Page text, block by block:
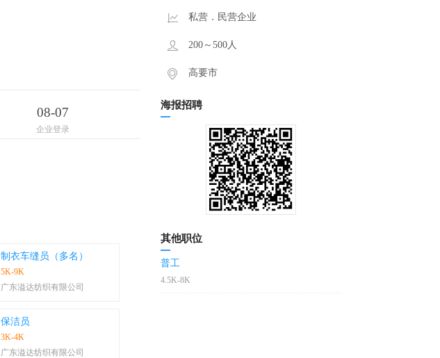
08-07
企业登录
制衣车缝员（多名）
5K-9K
广东溢达纺织有限公司
保洁员
3K-4K
广东溢达纺织有限公司
私营．民营企业
200～500人
高要市
海报招聘
其他职位
普工
4.5K-8K